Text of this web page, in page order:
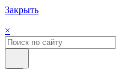
Закрыть
×